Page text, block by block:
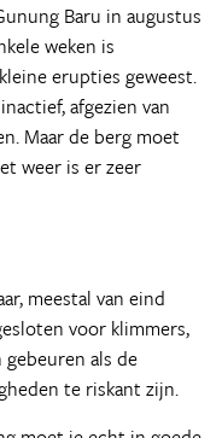
Baru in augustus
weken is
erupties geweest.
afgezien van
Maar de berg moet
weer is er zeer
meestal van eind
voor klimmers,
als de
te riskant zijn.